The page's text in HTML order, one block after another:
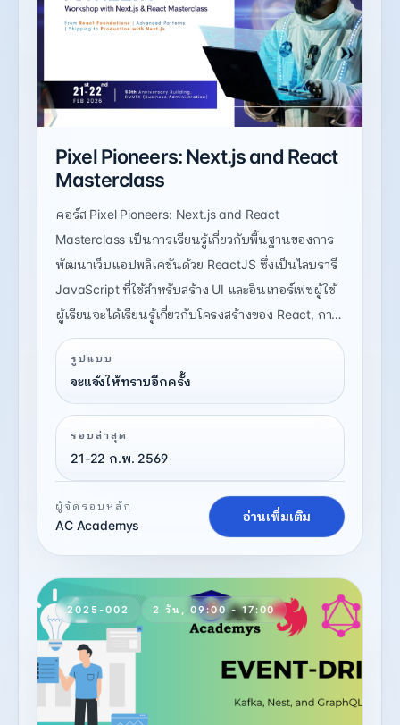
Pixel Pioneers: Next.js and React
Masterclass
คอร์ส Pixel Pioneers: Next.js and React
Masterclass เป็นการเรียนรู้เกี่ยวกับพื้นฐานของการ
พัฒนาเว็บแอปพลิเคชันด้วย ReactJS ซึ่งเป็นไลบรารี
JavaScript ที่ใช้สำหรับสร้าง UI และอินเทอร์เฟซผู้ใช้
ผู้เรียนจะได้เรียนรู้เกี่ยวกับโครงสร้างของ React, การ
สร้างคอมโพเนนต์, การจัดการสถานะ, การเรียกใช้
API, และการทำ routing ในเว็บแอปพลิเคชัน
รูปแบบ
จะแจ้งให้ทราบอีกครั้ง
รอบล่าสุด
21-22 ก.พ. 2569
ผู้จัดรอบหลัก
AC Academys
อ่านเพิ่มเติม
2025-002 2 วัน, 09:00 - 17:00